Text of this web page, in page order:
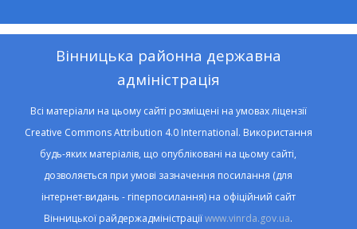
Вінницька районна державна
адміністрація
Всі матеріали на цьому сайті розміщені на умовах ліцензії
Creative Commons Attribution 4.0 International. Використання
будь-яких матеріалів, що опубліковані на цьому сайті,
дозволяється при умові зазначення посилання (для
інтернет-видань - гіперпосилання) на офіційний сайт
Вінницької райдержадміністраціїwww.vinrda.gov.ua.